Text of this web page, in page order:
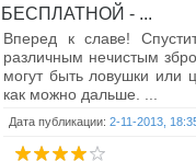
БЕСПЛАТНОЙ - ...
Вперед к славе!
различным нечистым
могут быть ловушки или
как можно дальше. ...
Дата публикации: 2-11-2013,